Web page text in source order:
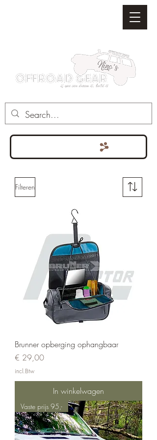
Filteren
Brunner opberging ophangbaar
Prijs
€ 29,00
incl.Btw
In winkelwagen
Vaste prijs 95,-